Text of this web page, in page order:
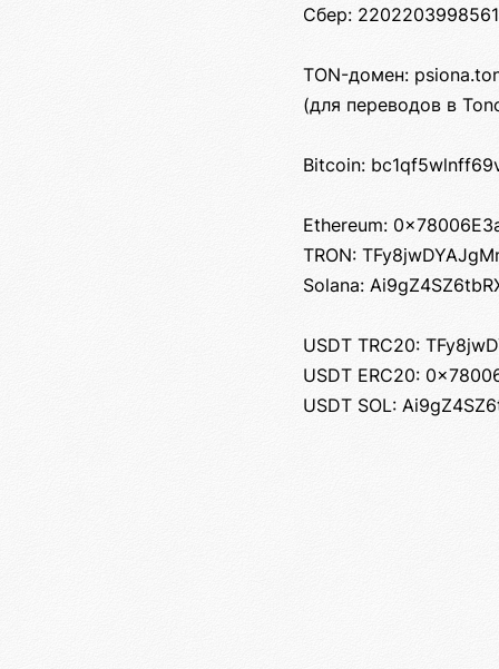
Сбер:
TON-домен:
(для переводов в
Bitcoin:
Ethereum:
TRON:
Solana:
USDT TRC20:
USDT ERC20:
USDT SOL: